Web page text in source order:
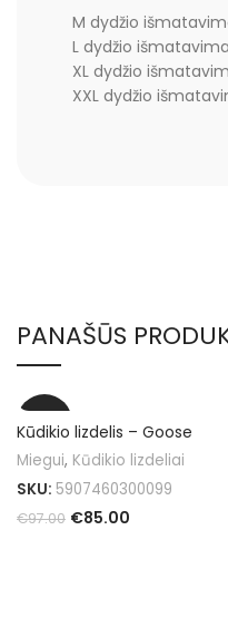
M dydžio
L dydžio
XL dydžio
XXL dydžio
PANAŠŪS
-12%
Kūdikio lizdelis – Goose
Miegui, Kūdikio lizdeliai
SKU: 5907460300099
€97.00 €85.00